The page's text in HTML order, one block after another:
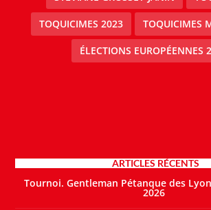
TOQUICIMES 2023 TOQUICIMES
ÉLECTIONS EUROPÉENNES
ARTICLES RÉCENTS
Tournoi. Gentleman Pétanque des
2026